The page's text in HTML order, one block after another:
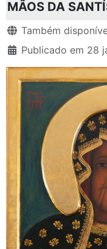
MÃOS DA
Detalhes
Também
Publicado em 28